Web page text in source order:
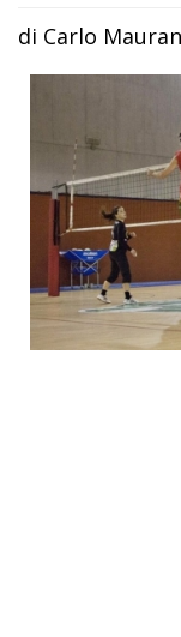
di Carlo